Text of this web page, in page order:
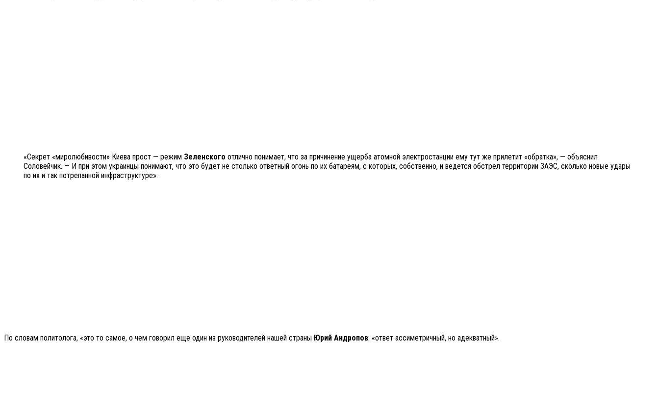
«Секрет «миролюбивости» Киева прост — режим Зеленского отлично понимает, что за причинение ущерба атомной электростанции ему тут же прилетит «обратка», — объяснил
Соловейчик. — И при этом украинцы понимают, что это будет не столько ответный огонь по их батареям, с которых, собственно, и ведется обстрел территории ЗАЭС, сколько новые удары
по их и так потрепанной инфраструктуре».
По словам политолога, «это то самое, о чем говорил еще один из руководителей нашей страны Юрий Андропов: «ответ ассиметричный, но адекватный».